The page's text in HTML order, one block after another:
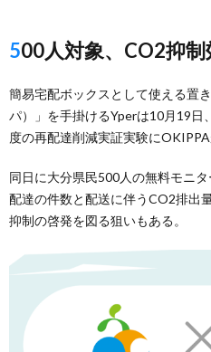
500人対象、CO2抑
簡易宅配ボックスとして使える置
パ）」を手掛けるYperは10月19日
度の再配達削減実証実験に
同日に大分県民500人の無料モニ
配達の件数と配送に伴うCO2排出
抑制の啓発を図る狙いもある。